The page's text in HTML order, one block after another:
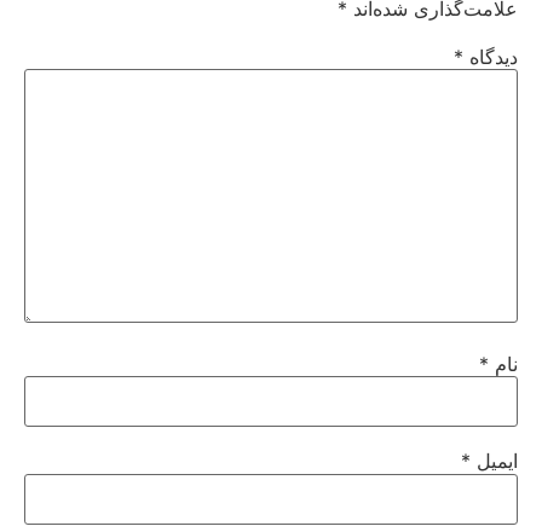
علامت‌گذاری شده‌اند *
دیدگاه *
نام *
ایمیل *